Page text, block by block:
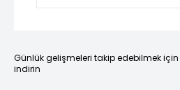
Günlük gelişmeleri takip edebilmek
indirin